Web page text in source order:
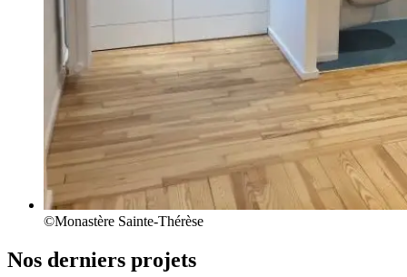
©Monastère Sainte-Thérèse
Nos derniers projets